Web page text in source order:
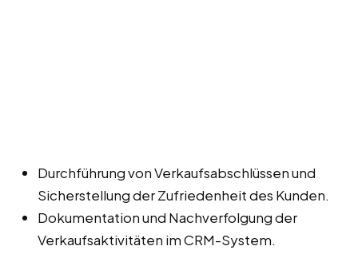
Durchführung von Verkaufsabschlüssen und
Sicherstellung der Zufriedenheit des Kunden.
Dokumentation und Nachverfolgung der
Verkaufsaktivitäten im CRM-System.